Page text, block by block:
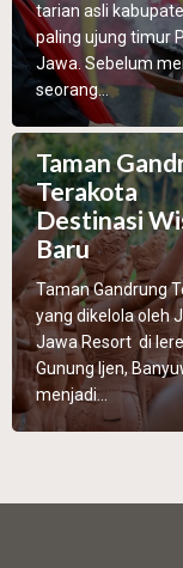
tarian asli
paling ujung timur
Jawa. Sebelum
seorang...
Taman
Terakota
Destinasi
Baru
Taman Gandrung
yang dikelola oleh
Jawa Resort di
Gunung Ijen,
menjadi...